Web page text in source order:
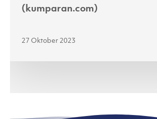
Jenama
(kumparan.com)
27 Oktober 2023